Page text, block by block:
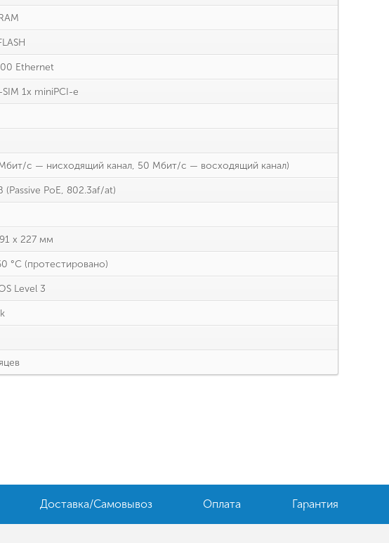
Ethernet
1x miniPCI-e
с — нисходящий канал, 50 Мбит/с — восходящий канал)
(Passive PoE, 802.3af/at)
x 227 мм
°C (протестировано)
Level 3
Доставка/Самовывоз Оплата Гарантия